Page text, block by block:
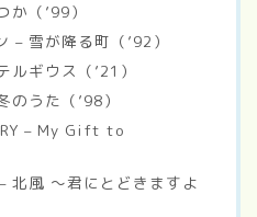
（’99）
雪が降る町（’92）
ギウス（’21）
うた（’98）
– My Gift to
風 ～君にとどきますよ